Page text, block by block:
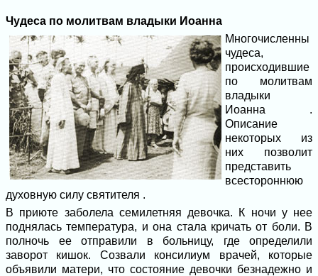
Чудеса по молитвам владыки Иоанна
Многочисленны
чудеса,
происходившие
по молитвам
владыки
Иоанна .
Описание
некоторых из
них позволит
представить
всестороннюю
духовную силу святителя .
В приюте заболела семилетняя девочка. К ночи у нее
поднялась температура, и она стала кричать от боли. В
полночь ее отправили в больницу, где определили
заворот кишок. Созвали консилиум врачей, которые
объявили матери, что состояние девочки безнадежно и